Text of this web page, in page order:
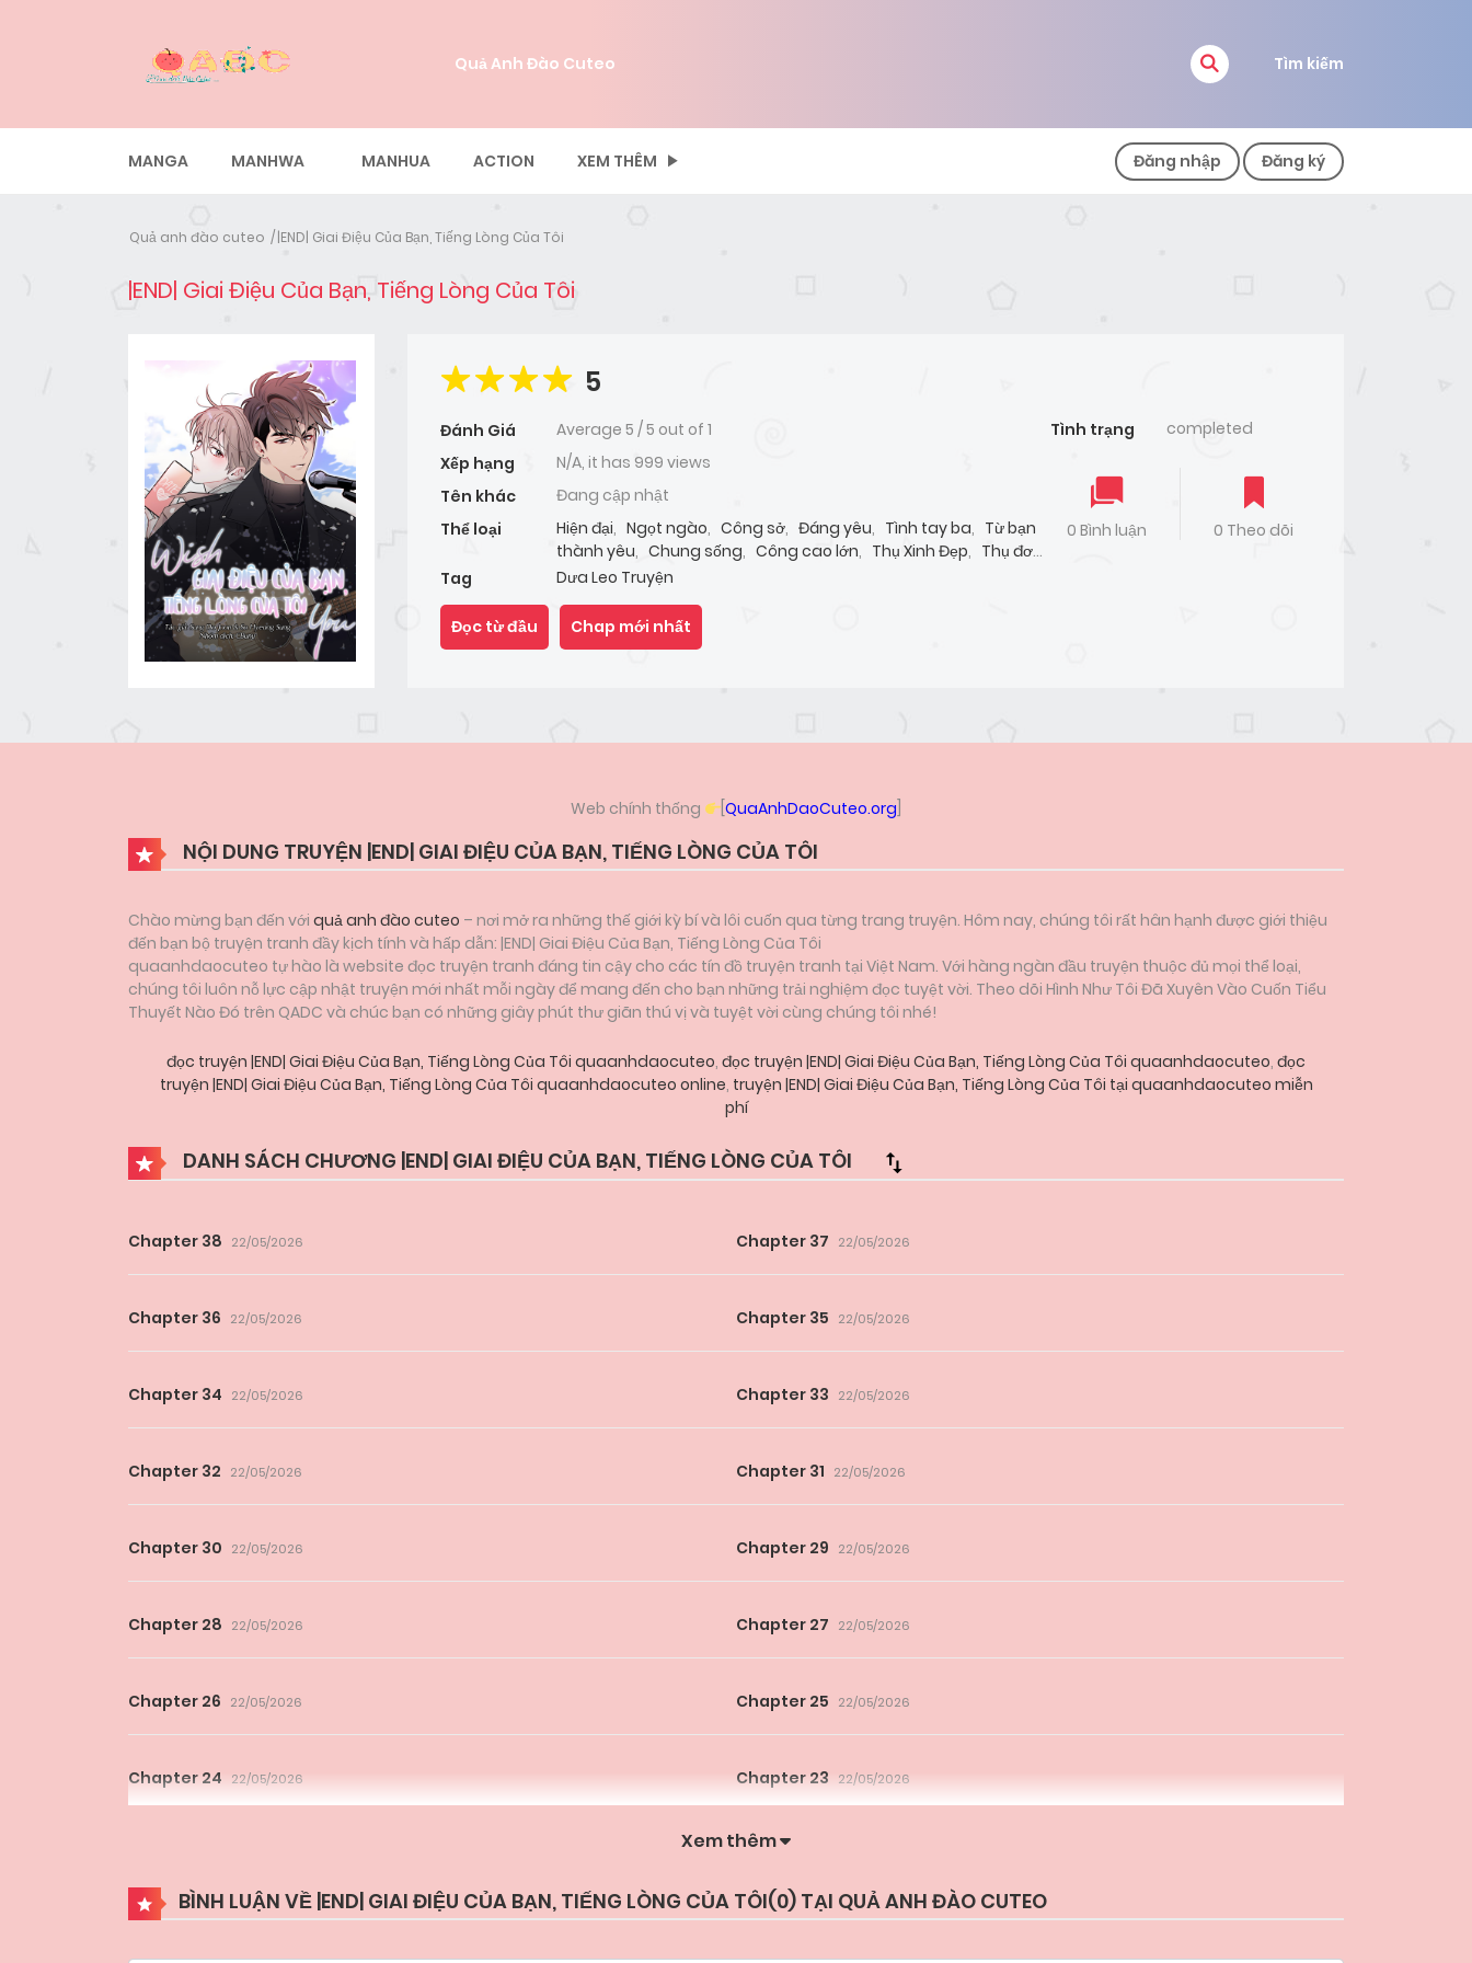
Quả Anh Đào Cuteo Tìm kiếm
MANGA MANHWA MANHUA ACTION XEM THÊM Đăng nhập Đăng ký
Quả anh đào cuteo |END| Giai Điệu Của Bạn, Tiếng Lòng Của Tôi
|END| Giai Điệu Của Bạn, Tiếng Lòng Của Tôi
5
Đánh Giá Average 5 /5 out of 1
Xếp hạng
N/A, it has 999 views
Tên khác
Đang cập nhật
Thể loại
Hiện đại, Ngọt ngào, Công sở, Đáng yêu, Tình tay ba, Từ bạn
thành yêu, Chung sống, Công cao lớn, Thụ Xinh Đẹp, Thụ đơn
phương , Thụ nhỏ nhắn
Tag Dưa Leo Truyện
Tình trạng completed
0 Bình luận 0 Theo dõi
Đọc từ đầu Chap mới nhất
Web chính thống [QuaAnhDaoCuteo.org
NỘI DUNG TRUYỆN |END| GIAI ĐIỆU CỦA BẠN, TIẾNG LÒNG CỦA TÔI
Chào mừng bạn đến với quả anh đào cuteo – nơi mở ra những thế giới kỳ bí và lôi cuốn qua từng trang truyện. Hôm nay, chúng tôi rất hân hạnh được giới thiệu
đến bạn bộ truyện tranh đầy kịch tính và hấp dẫn: |END| Giai Điệu Của Bạn, Tiếng Lòng Của Tôi
quaanhdaocuteo tự hào là website đọc truyện tranh đáng tin cậy cho các tín đồ truyện tranh tại Việt Nam. Với hàng ngàn đầu truyện thuộc đủ mọi thể loại,
chúng tôi luôn nỗ lực cập nhật truyện mới nhất mỗi ngày để mang đến cho bạn những trải nghiệm đọc tuyệt vời. Theo dõi Hình Như Tôi Đã Xuyên Vào Cuốn Tiểu
Thuyết Nào Đó trên QADC và chúc bạn có những giây phút thư giãn thú vị và tuyệt vời cùng chúng tôi nhé!
đọc truyện |END| Giai Điệu Của Bạn, Tiếng Lòng Của Tôi quaanhdaocuteo, đọc truyện |END| Giai Điệu Của Bạn, Tiếng Lòng Của Tôi quaanhdaocuteo, đọc
truyện |END| Giai Điệu Của Bạn, Tiếng Lòng Của Tôi quaanhdaocuteo online, truyện |END| Giai Điệu Của Bạn, Tiếng Lòng Của Tôi tại quaanhdaocuteo miễn
phí
DANH SÁCH CHƯƠNG |END| GIAI ĐIỆU CỦA BẠN, TIẾNG LÒNG CỦA TÔI
Chapter 38 22/05/2026 Chapter 37 22/05/2026
Chapter 36 22/05/2026 Chapter 35 22/05/2026
Chapter 34 22/05/2026 Chapter 33 22/05/2026
Chapter 32 22/05/2026 Chapter 31 22/05/2026
Chapter 30 22/05/2026 Chapter 29 22/05/2026
Chapter 28 22/05/2026 Chapter 27 22/05/2026
Chapter 26 22/05/2026 Chapter 25 22/05/2026
Chapter 24 22/05/2026 Chapter 23 22/05/2026
Xem thêm
BÌNH LUẬN VỀ |END| GIAI ĐIỆU CỦA BẠN, TIẾNG LÒNG CỦA TÔI(0) TẠI QUẢ ANH ĐÀO CUTEO